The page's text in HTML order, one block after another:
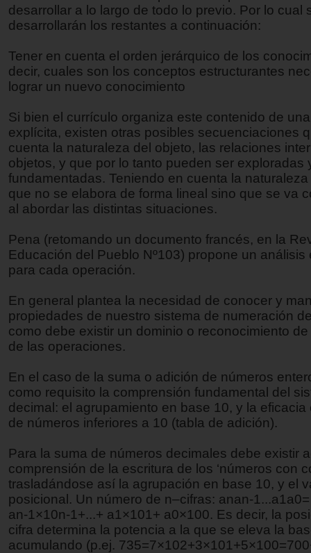
desarrollar a lo largo de todo lo previo. Por lo cual
desarrollarán los restantes a continuación:
Tener en cuenta el orden jerárquico de los
decir, cuales son los conceptos estructurantes
lograr un nuevo conocimiento
Si bien el currículo organiza este contenido de
explícita, existen otras posibles secuenciaciones
cuenta la naturaleza del objeto, las relaciones
objetos, y que por lo tanto pueden ser exploradas
fundamentadas. Teniendo en cuenta la
que no se elabora de forma lineal sino que se va
al abordar las distintas situaciones.
Pena (retomando un documento francés, en la
Educación del Pueblo Nº103) propone un análisis
para cada operación.
En general plantea la necesidad de conocer y
propiedades de nuestro sistema de numeración
como debe existir un dominio o reconocimiento
de las operaciones.
En el caso de la suma o adición de números
como requisito la comprensión fundamental del
decimal: el agrupamiento en base 10, y la eficacia
de números inferiores a 10 (tabla de adición).
Para la suma de números decimales debe existir
comprensión de la escritura de los ‘números con
trasladándose así la agrupación en base 10, y el
posicional. Un número de n–cifras: anan-
an-1×10n-1+...+ a1×101+ a0×100. Es decir, la
cifra determina la potencia a la que se eleva la
acumulando (p.ej.